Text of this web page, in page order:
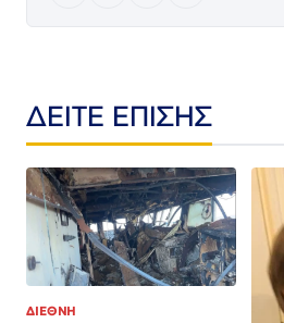
ΔΕΙΤΕ ΕΠΙΣΗΣ
ΔΙΕΘΝΗ